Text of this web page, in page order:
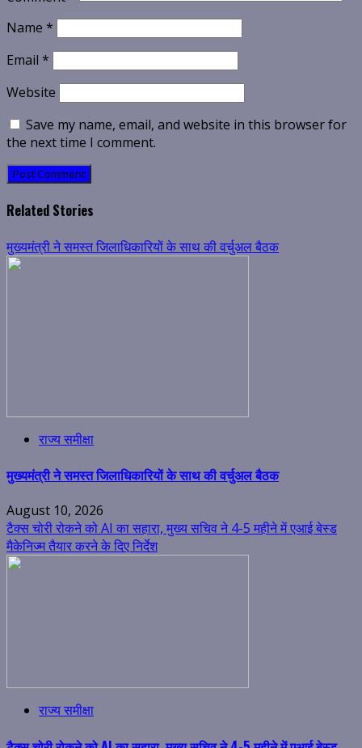
Name *
Email *
Website
Save my name, email, and website in this browser for
the next time I comment.
Related Stories
मुख्यमंत्री ने समस्त जिलाधिकारियों के साथ की वर्चुअल बैठक
राज्य समीक्षा
मुख्यमंत्री ने समस्त जिलाधिकारियों के साथ की वर्चुअल बैठक
August 10, 2026
टैक्स चोरी रोकने को AI का सहारा, मुख्य सचिव ने 4-5 महीने में एआई बेस्ड
मैकेनिज्म तैयार करने के दिए निर्देश
राज्य समीक्षा